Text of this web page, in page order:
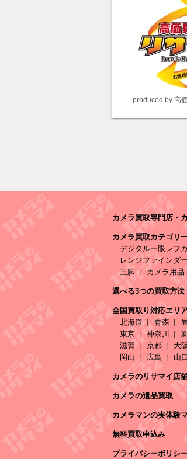
produced by 高
カメラ買取専門店・
カメラ買取カテゴリ
デジタル一眼レフ
レンジファインダ
三脚
カメラ用品
選べる3つの買取方法
全国買取り対応エリ
北海道
青森
東京
神奈川
滋賀
京都 大
岡山
広島 山口
カメラのリサマイ店
カメラの遺品買取
カメラマンの実体験
無料買取申込み
プライバシーポリシ